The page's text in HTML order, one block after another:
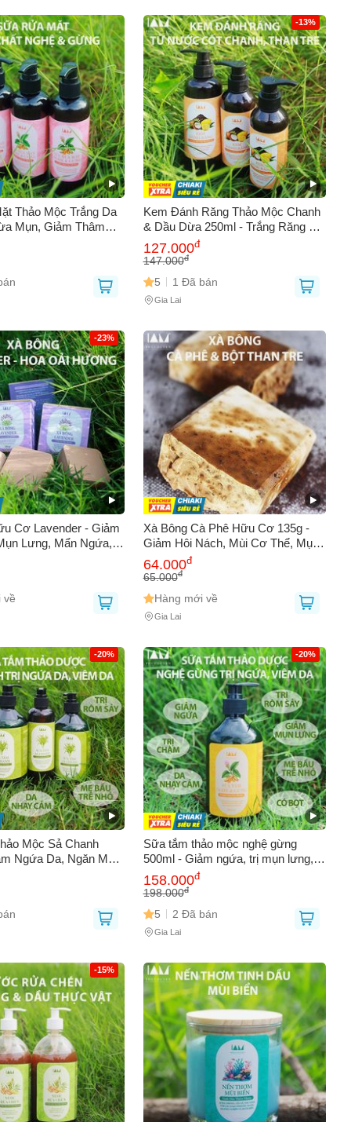
Thảo Mộc Trắng Da
Mụn, Giảm Thâm
Gừng, Lá Trầu, Bột
Ẩm, Làm Sạch
-13%
Kem Đánh Răng Thảo Mộc Chanh
& Dầu Dừa 250ml - Trắng Răng Tự
Nhiên, Kháng Khuẩn & Hơi Thở
Thơm Mát
127.000đ
147.000đ
5 1 Đã bán
Gia Lai
-23%
Cơ Lavender - Giảm
Lưng, Mẩn Ngứa,
Tế Bào Chết 135g
về
Xà Bông Cà Phê Hữu Cơ 135g -
Giảm Hôi Nách, Mùi Cơ Thể, Mụn
Lưng, Tẩy Tế Bào Chết, Kháng
Khuẩn Chăm Sóc Da
64.000đ
65.000đ
Hàng mới về
Gia Lai
-20%
Mộc Sả Chanh
Ngứa Da, Ngăn Mụn
Khuẩn Tự Nhiên,
Chăm Sóc Da Toàn
-20%
Sữa tắm thảo mộc nghệ gừng
500ml - Giảm ngứa, trị mụn lưng,
chăm sóc da ẩm mượt, kháng
khuẩn tự nhiên, phù hợp cho mọi
158.000đ
198.000đ
5 2 Đã bán
Gia Lai
-15%